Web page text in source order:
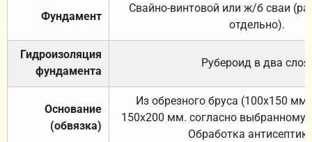
Фундамент
Свайно-винтовой или ж/б сваи
отдельно).
Гидроизоляция
фундамента
Рубероид в два слоя.
Основание
(обвязка)
Из обрезного бруса (100х150
150х200 мм. согласно выбранному
Обработка